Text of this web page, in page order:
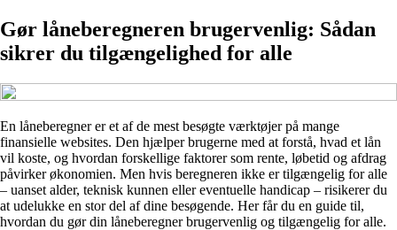
Gør låneberegneren brugervenlig: Sådan
sikrer du tilgængelighed for alle
En låneberegner er et af de mest besøgte værktøjer på mange
finansielle websites. Den hjælper brugerne med at forstå, hvad et lån
vil koste, og hvordan forskellige faktorer som rente, løbetid og afdrag
påvirker økonomien. Men hvis beregneren ikke er tilgængelig for alle
– uanset alder, teknisk kunnen eller eventuelle handicap – risikerer du
at udelukke en stor del af dine besøgende. Her får du en guide til,
hvordan du gør din låneberegner brugervenlig og tilgængelig for alle.